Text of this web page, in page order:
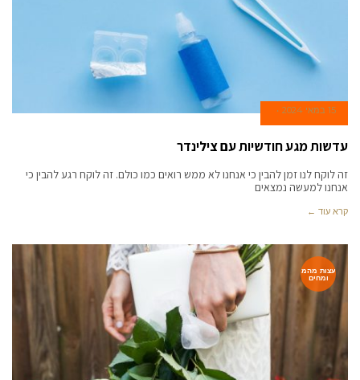
15 במאי 2024
עדשות מגע חודשיות עם צילינדר
זה לוקח לנו זמן להבין כי אנחנו לא ממש רואים כמו כולם. זה לוקח רגע להבין כי
אנחנו למעשה נמצאים
קרא עוד ←
עצות מהמ
ומחים